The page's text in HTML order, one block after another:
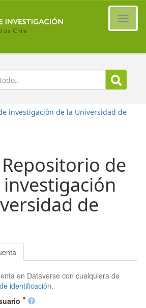
investigación de la Universidad de
de
de
en Dataverse con cualquiera de
identificación.